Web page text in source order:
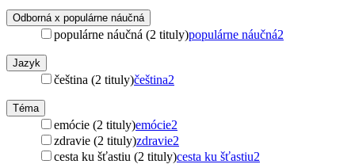
Odborná x populárne náučná
populárne náučná (2 tituly)populárne náučná2
Jazyk
čeština (2 tituly)čeština2
Téma
emócie (2 tituly)emócie2
zdravie (2 tituly)zdravie2
cesta ku šťastiu (2 tituly)cesta ku šťastiu2